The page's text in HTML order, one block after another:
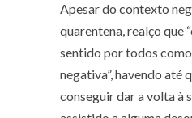
Apesar do contexto
quarentena, realço que
sentido por todos
negativa”, havendo até
conseguir dar a volta à